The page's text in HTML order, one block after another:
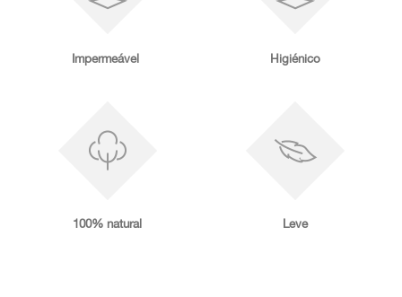
Impermeável Higiénico
100% natural Leve